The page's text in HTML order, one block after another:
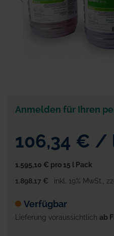
Bildgalerie
Anmelden für Ihren
106,34 € /
1.595,10 € pro 15 l Pack
1.898,17 €
inkl. 19% MwSt.
Verfügbar
Lieferung voraussichtlich ab